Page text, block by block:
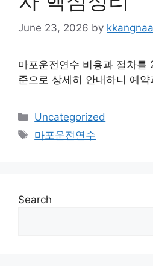
June 23, 2026 by
마포운전연수 비용과 절차를
준으로 상세히 안내하니 예
Categories
Uncategorized
Tags
마포운전연수
Search